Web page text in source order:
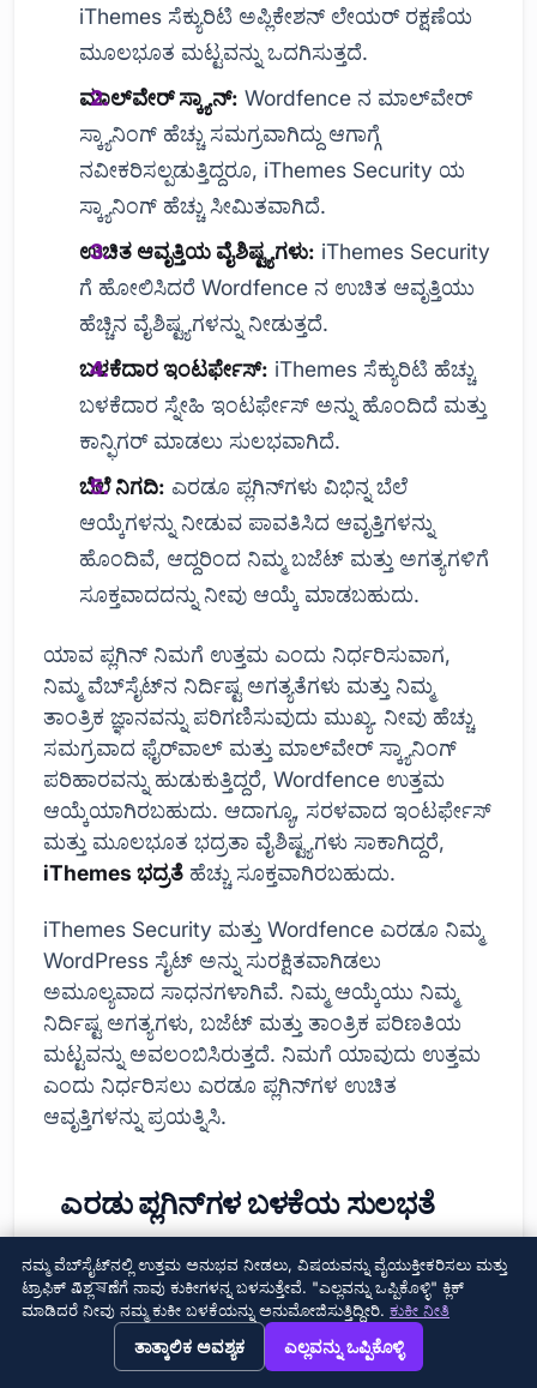
View this page in English? ×
iThemes ಸೆಕ್ಯುರಿಟಿ ಅಪ್ಲಿಕೇಶನ್ ಲೇಯರ್ ರಕ್ಷಣೆಯ
ಮೂಲಭೂತ ಮಟ್ಟವನ್ನು ಒದಗಿಸುತ್ತದೆ.
ಮಾಲ್‌ವೇರ್ ಸ್ಕ್ಯಾನ್: Wordfence ನ ಮಾಲ್‌ವೇರ್
ಸ್ಕ್ಯಾನಿಂಗ್ ಹೆಚ್ಚು ಸಮಗ್ರವಾಗಿದ್ದು ಆಗಾಗ್ಗೆ
ನವೀಕರಿಸಲ್ಪಡುತ್ತಿದ್ದರೂ, iThemes Security ಯ
ಸ್ಕ್ಯಾನಿಂಗ್ ಹೆಚ್ಚು ಸೀಮಿತವಾಗಿದೆ.
ಉಚಿತ ಆವೃತ್ತಿಯ ವೈಶಿಷ್ಟ್ಯಗಳು: iThemes Security
ಗೆ ಹೋಲಿಸಿದರೆ Wordfence ನ ಉಚಿತ ಆವೃತ್ತಿಯು
ಹೆಚ್ಚಿನ ವೈಶಿಷ್ಟ್ಯಗಳನ್ನು ನೀಡುತ್ತದೆ.
ಬಳಕೆದಾರ ಇಂಟರ್ಫೇಸ್: iThemes ಸೆಕ್ಯುರಿಟಿ ಹೆಚ್ಚು
ಬಳಕೆದಾರ ಸ್ನೇಹಿ ಇಂಟರ್ಫೇಸ್ ಅನ್ನು ಹೊಂದಿದೆ ಮತ್ತು
ಕಾನ್ಫಿಗರ್ ಮಾಡಲು ಸುಲಭವಾಗಿದೆ.
ಬೆಲೆ ನಿಗದಿ: ಎರಡೂ ಪ್ಲಗಿನ್‌ಗಳು ವಿಭಿನ್ನ ಬೆಲೆ
ಆಯ್ಕೆಗಳನ್ನು ನೀಡುವ ಪಾವತಿಸಿದ ಆವೃತ್ತಿಗಳನ್ನು
ಹೊಂದಿವೆ, ಆದ್ದರಿಂದ ನಿಮ್ಮ ಬಜೆಟ್ ಮತ್ತು ಅಗತ್ಯಗಳಿಗೆ
ಸೂಕ್ತವಾದದನ್ನು ನೀವು ಆಯ್ಕೆ ಮಾಡಬಹುದು.
ಯಾವ ಪ್ಲಗಿನ್ ನಿಮಗೆ ಉತ್ತಮ ಎಂದು ನಿರ್ಧರಿಸುವಾಗ,
ನಿಮ್ಮ ವೆಬ್‌ಸೈಟ್‌ನ ನಿರ್ದಿಷ್ಟ ಅಗತ್ಯತೆಗಳು ಮತ್ತು ನಿಮ್ಮ
ತಾಂತ್ರಿಕ ಜ್ಞಾನವನ್ನು ಪರಿಗಣಿಸುವುದು ಮುಖ್ಯ. ನೀವು ಹೆಚ್ಚು
ಸಮಗ್ರವಾದ ಫೈರ್‌ವಾಲ್ ಮತ್ತು ಮಾಲ್‌ವೇರ್ ಸ್ಕ್ಯಾನಿಂಗ್
ಪರಿಹಾರವನ್ನು ಹುಡುಕುತ್ತಿದ್ದರೆ, Wordfence ಉತ್ತಮ
ಆಯ್ಕೆಯಾಗಿರಬಹುದು. ಆದಾಗ್ಯೂ, ಸರಳವಾದ ಇಂಟರ್ಫೇಸ್
ಮತ್ತು ಮೂಲಭೂತ ಭದ್ರತಾ ವೈಶಿಷ್ಟ್ಯಗಳು ಸಾಕಾಗಿದ್ದರೆ,
iThemes ಭದ್ರತೆ ಹೆಚ್ಚು ಸೂಕ್ತವಾಗಿರಬಹುದು.
iThemes Security ಮತ್ತು Wordfence ಎರಡೂ ನಿಮ್ಮ
WordPress ಸೈಟ್ ಅನ್ನು ಸುರಕ್ಷಿತವಾಗಿಡಲು
ಅಮೂಲ್ಯವಾದ ಸಾಧನಗಳಾಗಿವೆ. ನಿಮ್ಮ ಆಯ್ಕೆಯು ನಿಮ್ಮ
ನಿರ್ದಿಷ್ಟ ಅಗತ್ಯಗಳು, ಬಜೆಟ್ ಮತ್ತು ತಾಂತ್ರಿಕ ಪರಿಣತಿಯ
ಮಟ್ಟವನ್ನು ಅವಲಂಬಿಸಿರುತ್ತದೆ. ನಿಮಗೆ ಯಾವುದು ಉತ್ತಮ
ಎಂದು ನಿರ್ಧರಿಸಲು ಎರಡೂ ಪ್ಲಗಿನ್‌ಗಳ ಉಚಿತ
ಆವೃತ್ತಿಗಳನ್ನು ಪ್ರಯತ್ನಿಸಿ.
ಎರಡು ಪ್ಲಗಿನ್‌ಗಳ ಬಳಕೆಯ ಸುಲಭತೆ
ನಮ್ಮ ವೆಬ್‌ಸೈಟ್‌ನಲ್ಲಿ ಉತ್ತಮ ಅನುಭವ ನೀಡಲು, ವಿಷಯವನ್ನು ವೈಯುಕ್ತೀಕರಿಸಲು ಮತ್ತು
ಟ್ರಾಫಿಕ್ ವಿಶ್ಲেষಣೆಗೆ ನಾವು ಕುಕೀಗಳನ್ನ ಬಳಸುತ್ತೇವೆ. "ಎಲ್ಲವನ್ನು ಒಪ್ಪಿಕೊಳ್ಳಿ" ಕ್ಲಿಕ್
ಮಾಡಿದರೆ ನೀವು ನಮ್ಮ ಕುಕೀ ಬಳಕೆಯನ್ನು ಅನುಮೋಜಿಸುತ್ತಿದ್ದೀರಿ. ಕುಕೀ ನೀತಿ
ತಾತ್ಕಾಲಿಕ ಅವಶ್ಯಕ ಎಲ್ಲವನ್ನು ಒಪ್ಪಿಕೊಳ್ಳಿ